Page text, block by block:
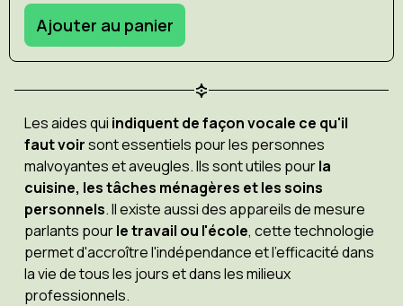
Ajouter au panier
Les aides qui indiquent de façon vocale ce qu'il
faut voirsont essentiels pour les personnes
malvoyantes et aveugles. Ils sont utiles pourla
cuisine, les tâches ménagères et les soins
personnels. Il existe aussi des appareils de mesure
parlants pourle travail ou l'école, cette technologie
permet d'accroître l'indépendance et l'efficacité dans
la vie de tous les jours et dans les milieux
professionnels.